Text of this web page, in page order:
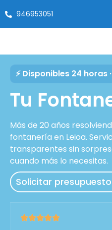
946953051
⚡ Disponibles 24 horas
Tu
Más de 20 años
fontanería en Leioa.
transparentes sin
cuando más lo necesitas.
Solicitar presupuesto